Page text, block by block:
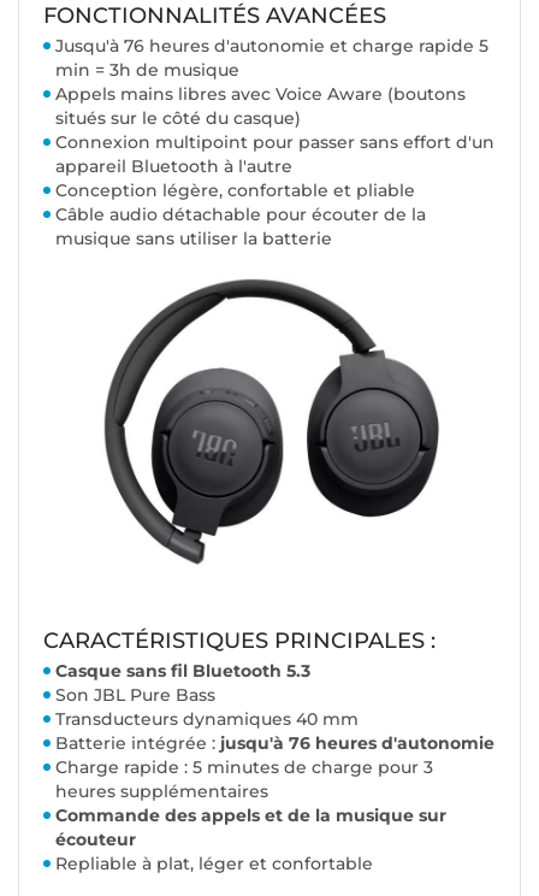
FONCTIONNALITÉS AVANCÉES
Jusqu'à 76 heures d'autonomie et charge rapide 5
min = 3h de musique
Appels mains libres avec Voice Aware (boutons
situés sur le côté du casque)
Connexion multipoint pour passer sans effort d'un
appareil Bluetooth à l'autre
Conception légère, confortable et pliable
Câble audio détachable pour écouter de la
musique sans utiliser la batterie
CARACTÉRISTIQUES PRINCIPALES :
Casque sans fil Bluetooth 5.3
Son JBL Pure Bass
Transducteurs dynamiques 40 mm
Batterie intégrée : jusqu'à 76 heures d'autonomie
Charge rapide : 5 minutes de charge pour 3
heures supplémentaires
Commande des appels et de la musique sur
écouteur
Repliable à plat, léger et confortable